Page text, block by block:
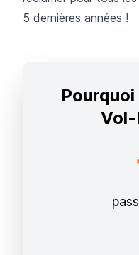
5 dernières années !
Vol-